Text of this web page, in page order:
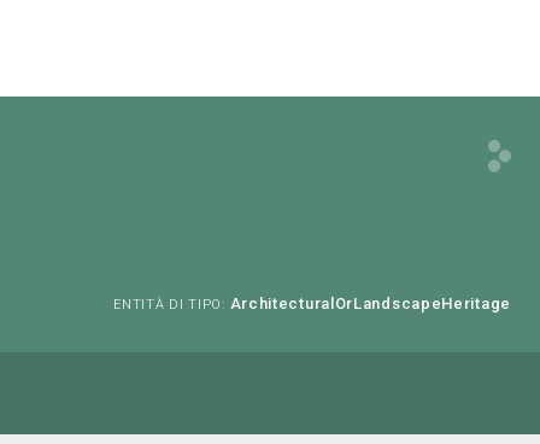
ENTITÀ DI TIPO: ArchitecturalOrLandscapeHeritage